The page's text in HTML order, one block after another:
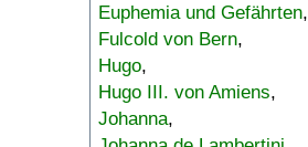
Euphemia und Gefährten,
Fulcold von Bern,
Hugo,
Hugo III. von Amiens,
Johanna,